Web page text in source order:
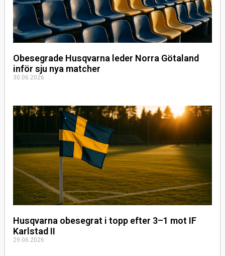
Obesegrade Husqvarna leder Norra Götaland
inför sju nya matcher
30.06.2026
Husqvarna obesegrat i topp efter 3–1 mot IF
Karlstad II
29.06.2026